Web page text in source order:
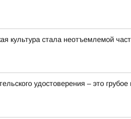
культура стала неотъемлемой
удостоверения – это грубое